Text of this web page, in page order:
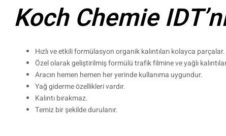
Koch Chemie
Hızlı ve etkili formülasyon organik kalıntıları kolayca parçalar.
Özel olarak geliştirilmiş formülü trafik filmine ve yağlı
Aracın hemen hemen her yerinde kullanıma uygundur.
Yağ giderme özellikleri vardır.
Kalıntı bırakmaz.
Temiz bir şekilde durulanır.